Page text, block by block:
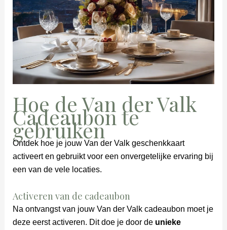
Hoe de Van der Valk
Cadeaubon te
gebruiken
Ontdek hoe je jouw Van der Valk geschenkkaart
activeert en gebruikt voor een onvergetelijke ervaring bij
een van de vele locaties.
Activeren van de cadeaubon
Na ontvangst van jouw Van der Valk cadeaubon moet je
deze eerst activeren. Dit doe je door de unieke